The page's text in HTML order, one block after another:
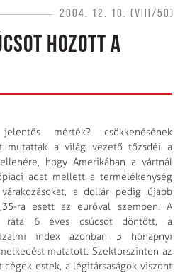
2004. 12. 10. (VIII/50)
HOZOTT A
mérték? csökkenésének
mutattak a világ vezető tőzsdéi a
hogy Amerikában a vártnál
adat mellett a termelékenység
a dollár pedig újabb
ra esett az euróval szemben. A
ráta 6 éves csúcsot döntött, a
index azonban 5 hónapnyi
mutatott. Szektorszinten az
estek, a légitársaságok viszont